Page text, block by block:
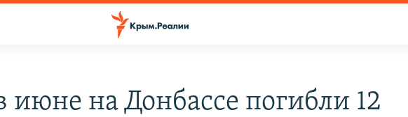
на Донбассе погибли 12